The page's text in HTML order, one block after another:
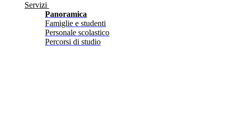
Servizi
Panoramica
Famiglie e studenti
Personale scolastico
Percorsi di studio